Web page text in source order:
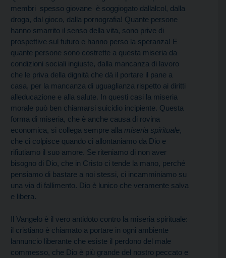
membri  spesso giovane  è soggiogato dallalcol, dalla
droga, dal gioco, dalla pornografia! Quante persone
hanno smarrito il senso della vita, sono prive di
prospettive sul futuro e hanno perso la speranza! E
quante persone sono costrette a questa miseria da
condizioni sociali ingiuste, dalla mancanza di lavoro
che le priva della dignità che dà il portare il pane a
casa, per la mancanza di uguaglianza rispetto ai diritti
alleducazione e alla salute. In questi casi la miseria
morale può ben chiamarsi suicidio incipiente. Questa
forma di miseria, che è anche causa di rovina
economica, si collega sempre alla miseria spirituale,
che ci colpisce quando ci allontaniamo da Dio e
rifiutiamo il suo amore. Se riteniamo di non aver
bisogno di Dio, che in Cristo ci tende la mano, perché
pensiamo di bastare a noi stessi, ci incamminiamo su
una via di fallimento. Dio è lunico che veramente salva
e libera.
Il Vangelo è il vero antidoto contro la miseria spirituale:
il cristiano è chiamato a portare in ogni ambiente
lannuncio liberante che esiste il perdono del male
commesso, che Dio è più grande del nostro peccato e